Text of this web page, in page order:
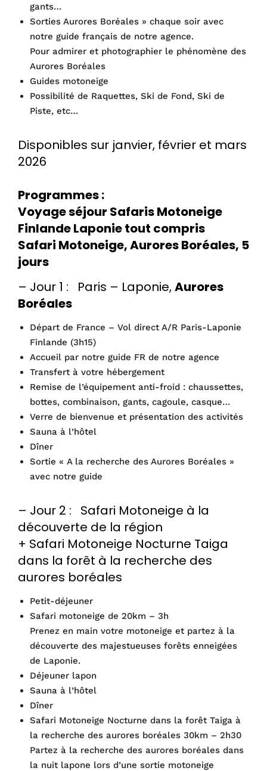
gants…
Sorties Aurores Boréales » chaque soir avec
notre guide français de notre agence.
Pour admirer et photographier le phénomène des
Aurores Boréales
Guides motoneige
Possibilité de Raquettes, Ski de Fond, Ski de
Piste, etc…
Disponibles sur janvier, février et mars
2026
Programmes :
Voyage séjour Safaris Motoneige
Finlande Laponie tout compris
Safari Motoneige, Aurores Boréales, 5
jours
– Jour 1 : Paris – Laponie,Aurores
Boréales
Départ de France – Vol direct A/R Paris-Laponie
Finlande (3h15)
Accueil par notre guide FR de notre agence
Transfert à votre hébergement
Remise de l’équipement anti-froid : chaussettes,
bottes, combinaison, gants, cagoule, casque…
Verre de bienvenue et présentation des activités
Sauna à l’hôtel
Dîner
Sortie « A la recherche des Aurores Boréales »
avec notre guide
– Jour 2 : Safari Motoneige à la
découverte de la région
+ Safari Motoneige Nocturne Taiga
dans la forêt à la recherche des
aurores boréales
Petit-déjeuner
Safari motoneige de 20km – 3h
Prenez en main votre motoneige et partez à la
découverte des majestueuses forêts enneigées
de Laponie.
Déjeuner lapon
Sauna à l’hôtel
Dîner
Safari Motoneige Nocturne dans la forêt Taiga à
la recherche des aurores boréales 30km – 2h30
Partez à la recherche des aurores boréales dans
la nuit lapone lors d’une sortie motoneige